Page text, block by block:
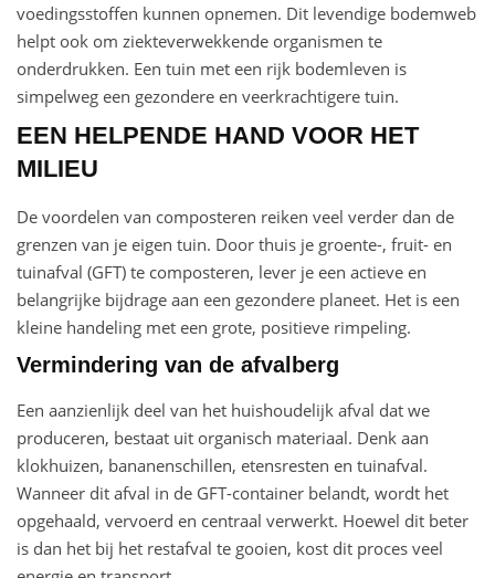
voedingsstoffen kunnen opnemen. Dit levendige bodemweb
helpt ook om ziekteverwekkende organismen te
onderdrukken. Een tuin met een rijk bodemleven is
simpelweg een gezondere en veerkrachtigere tuin.
EEN HELPENDE HAND VOOR HET
MILIEU
De voordelen van composteren reiken veel verder dan de
grenzen van je eigen tuin. Door thuis je groente-, fruit- en
tuinafval (GFT) te composteren, lever je een actieve en
belangrijke bijdrage aan een gezondere planeet. Het is een
kleine handeling met een grote, positieve rimpeling.
Vermindering van de afvalberg
Een aanzienlijk deel van het huishoudelijk afval dat we
produceren, bestaat uit organisch materiaal. Denk aan
klokhuizen, bananenschillen, etensresten en tuinafval.
Wanneer dit afval in de GFT-container belandt, wordt het
opgehaald, vervoerd en centraal verwerkt. Hoewel dit beter
is dan het bij het restafval te gooien, kost dit proces veel